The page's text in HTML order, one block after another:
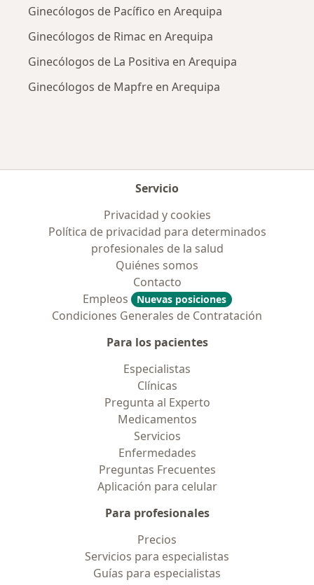
Ginecólogos de Pacífico en Arequipa
Ginecólogos de Rimac en Arequipa
Ginecólogos de La Positiva en Arequipa
Ginecólogos de Mapfre en Arequipa
Servicio
Privacidad y cookies
Política de privacidad para determinados
profesionales de la salud
Quiénes somos
Contacto
Empleos
Nuevas posiciones
Condiciones Generales de Contratación
Para los pacientes
Especialistas
Clínicas
Pregunta al Experto
Medicamentos
Servicios
Enfermedades
Preguntas Frecuentes
Aplicación para celular
Para profesionales
Precios
Servicios para especialistas
Guías para especialistas